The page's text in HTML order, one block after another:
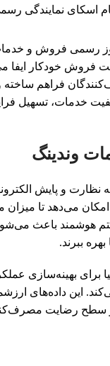
رسمی فروش و
فروش خودکار ایفا
فراهم ساخته
تسهیل
وندینگ
می‌دهد تا
هوشمند باعث
ببرند.
برای بهینه‌سازی
این داده‌های
سطح رضایت